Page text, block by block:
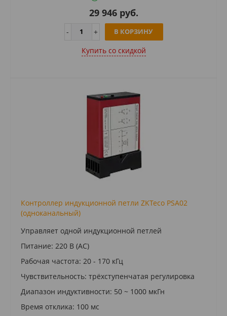
29 946 руб.
В КОРЗИНУ
Купить cо скидкой
Контроллер индукционной петли ZKTeco PSA02
(одноканальный)
Управляет одной индукционной петлей
Питание: 220 В (AC)
Рабочая частота: 20 - 170 кГц
Чувствительность: трёхступенчатая регулировка
Диапазон индуктивности: 50 ~ 1000 мкГн
Время отклика: 100 мс